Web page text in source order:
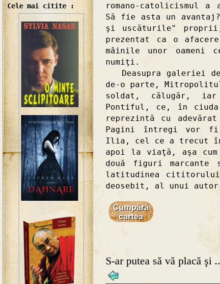
Cele mai citite :
romano-catolicismul
Să fie asta un
şi uscăturile"
prezentat ca o
mâinile unor
numiţi.
Deasupra galeriei
de-o parte,
soldat, călugăr,
Pontiful, ce, în
reprezintă cu
Pagini întregi vor fi
Ilia, cel ce a trecut
apoi la viaţă, aşa
două figuri marcante
latitudinea cititorului
deosebit, al unui
S-ar putea să vă placă şi